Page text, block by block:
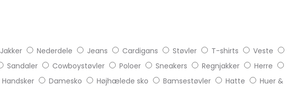
Jakker Nederdele Jeans Cardigans Støvler T-shirts
Veste
Sandaler Cowboystøvler Poloer Sneakers Regnjakker
Herre
Handsker Damesko Højhælede sko Bamsestøvler Hatte
Huer &